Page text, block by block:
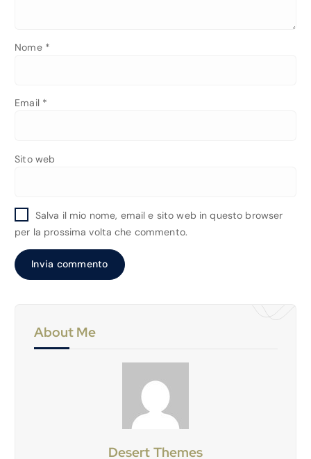
Nome *
Email *
Sito web
Salva il mio nome, email e sito web in questo browser
per la prossima volta che commento.
About Me
Desert Themes